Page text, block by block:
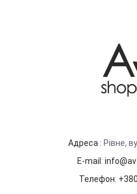
Адреса : Рівне,
E-mail:
Телефон: